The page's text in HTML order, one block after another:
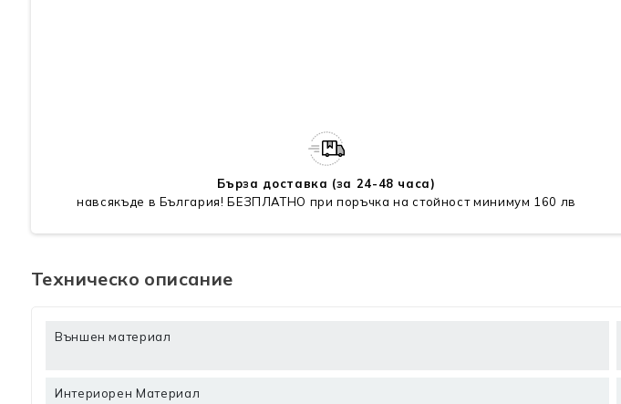
Бърза доставка (за 24-48 часа)
навсякъде в България! БЕЗПЛАТНО при поръчка на стойност минимум 160 лв
Техническо описание
Външен материал
Интериорен Материал